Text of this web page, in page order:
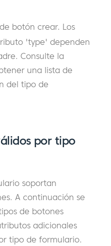
botón crear. Los
'type' dependen
Consulte la
una lista de
del tipo de
por tipo
soportan
A continuación se
de botones
adicionales
tipo de formulario.